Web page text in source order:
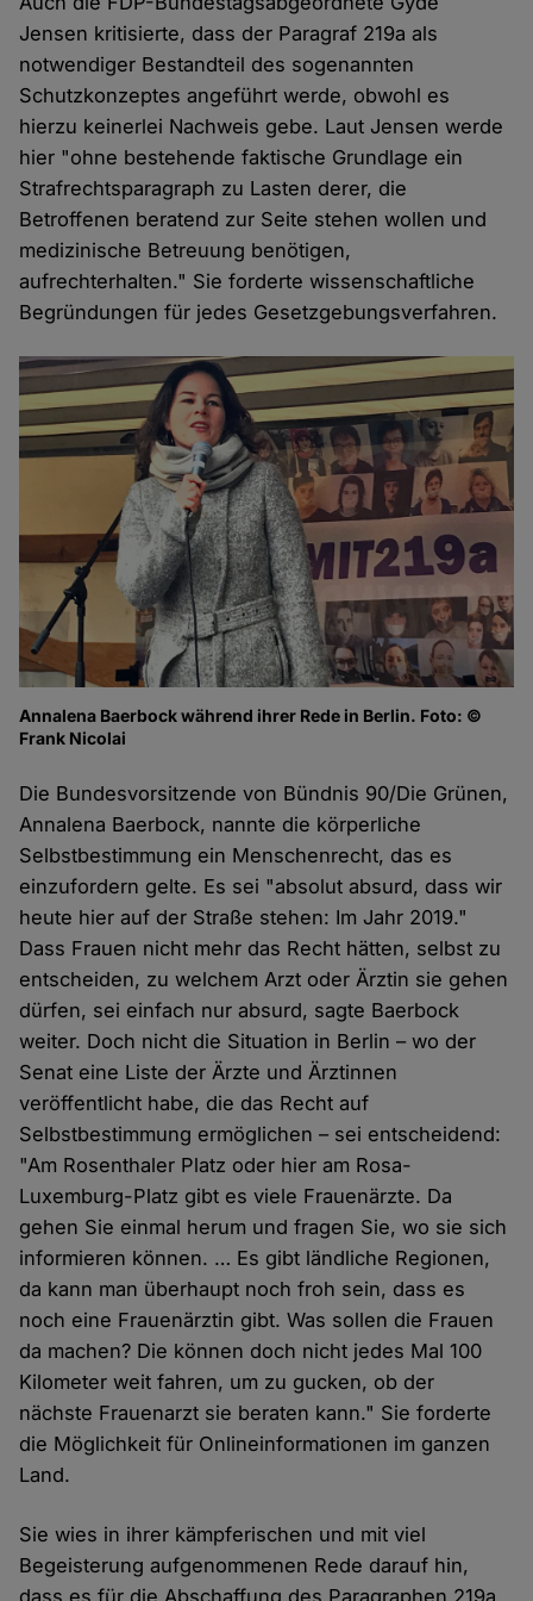
Jensen kritisierte, dass der Paragraf 219a als
notwendiger Bestandteil des sogenannten
Schutzkonzeptes angeführt werde, obwohl es
hierzu keinerlei Nachweis gebe. Laut Jensen werde
hier "ohne bestehende faktische Grundlage ein
Strafrechtsparagraph zu Lasten derer, die
Betroffenen beratend zur Seite stehen wollen und
medizinische Betreuung benötigen,
aufrechterhalten." Sie forderte wissenschaftliche
Begründungen für jedes Gesetzgebungsverfahren.
Annalena Baerbock während ihrer Rede in Berlin. Foto: ©
Frank Nicolai
Die Bundesvorsitzende von Bündnis 90/Die Grünen,
Annalena Baerbock, nannte die körperliche
Selbstbestimmung ein Menschenrecht, das es
einzufordern gelte. Es sei "absolut absurd, dass wir
heute hier auf der Straße stehen: Im Jahr 2019."
Dass Frauen nicht mehr das Recht hätten, selbst zu
entscheiden, zu welchem Arzt oder Ärztin sie gehen
dürfen, sei einfach nur absurd, sagte Baerbock
weiter. Doch nicht die Situation in Berlin – wo der
Senat eine Liste der Ärzte und Ärztinnen
veröffentlicht habe, die das Recht auf
Selbstbestimmung ermöglichen – sei entscheidend:
"Am Rosenthaler Platz oder hier am Rosa-
Luxemburg-Platz gibt es viele Frauenärzte. Da
gehen Sie einmal herum und fragen Sie, wo sie sich
informieren können. … Es gibt ländliche Regionen,
da kann man überhaupt noch froh sein, dass es
noch eine Frauenärztin gibt. Was sollen die Frauen
da machen? Die können doch nicht jedes Mal 100
Kilometer weit fahren, um zu gucken, ob der
nächste Frauenarzt sie beraten kann." Sie forderte
die Möglichkeit für Onlineinformationen im ganzen
Land.
Sie wies in ihrer kämpferischen und mit viel
Begeisterung aufgenommenen Rede darauf hin,
dass es für die Abschaffung des Paragraphen 219a